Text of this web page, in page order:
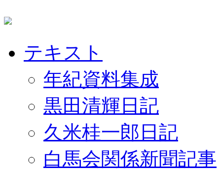
テキスト
年紀資料集成
黒田清輝日記
久米桂一郎日記
白馬会関係新聞記事